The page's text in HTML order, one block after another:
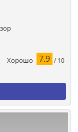
Хорошо 7.9 / 10